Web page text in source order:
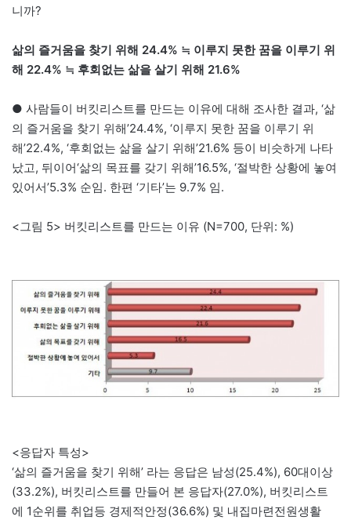
니까?
삶의 즐거움을 찾기 위해 24.4% ≒ 이루지 못한 꿈을 이루기 위
해 22.4% ≒ 후회없는 삶을 살기 위해 21.6%
● 사람들이 버킷리스트를 만드는 이유에 대해 조사한 결과, ‘삶
의 즐거움을 찾기 위해’24.4%, ‘이루지 못한 꿈을 이루기 위
해’22.4%, ‘후회없는 삶을 살기 위해’21.6% 등이 비슷하게 나타
났고, 뒤이어‘삶의 목표를 갖기 위해’16.5%, ‘절박한 상황에 놓여
있어서’5.3% 순임. 한편 ‘기타’는 9.7% 임.
<그림 5> 버킷리스트를 만드는 이유 (N=700, 단위: %)
<응답자 특성>
‘삶의 즐거움을 찾기 위해’ 라는 응답은 남성(25.4%), 60대이상
(33.2%), 버킷리스트를 만들어 본 응답자(27.0%), 버킷리스트
에 1순위를 취업등 경제적안정(36.6%) 및 내집마련전원생활